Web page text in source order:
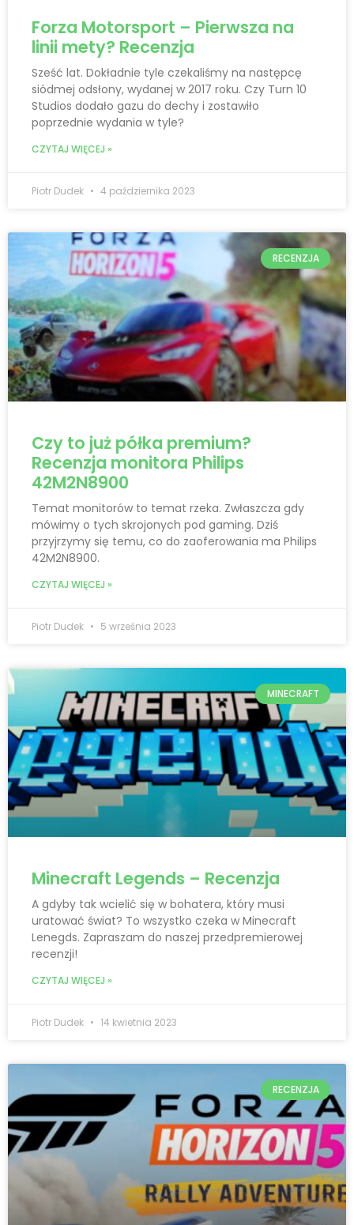
Forza Motorsport – Pierwsza na
linii mety? Recenzja
Sześć lat. Dokładnie tyle czekaliśmy na następcę
siódmej odsłony, wydanej w 2017 roku. Czy Turn 10
Studios dodało gazu do dechy i zostawiło
poprzednie wydania w tyle?
CZYTAJ WIĘCEJ »
Piotr Dudek 4 października 2023
RECENZJA
Czy to już półka premium?
Recenzja monitora Philips
42M2N8900
Temat monitorów to temat rzeka. Zwłaszcza gdy
mówimy o tych skrojonych pod gaming. Dziś
przyjrzymy się temu, co do zaoferowania ma Philips
42M2N8900.
CZYTAJ WIĘCEJ »
Piotr Dudek 5 września 2023
MINECRAFT
Minecraft Legends – Recenzja
A gdyby tak wcielić się w bohatera, który musi
uratować świat? To wszystko czeka w Minecraft
Lenegds. Zapraszam do naszej przedpremierowej
recenzji!
CZYTAJ WIĘCEJ »
Piotr Dudek 14 kwietnia 2023
RECENZJA